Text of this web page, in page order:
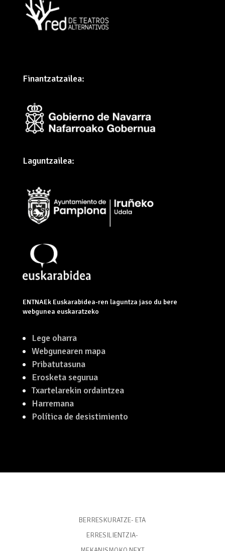
Finantzatzailea:
Laguntzailea:
ENTNAEk Euskarabidea-ren laguntza jaso du bere
webgunea euskaratzeko
Lege oharra
Webgunearen mapa
Pribatutasuna
Erosketa segurua
Txartelarekin ordaintzea
Harremana
Política de desistimiento
BERRESKURATZE- ETA
ERRESILIENTZIA-